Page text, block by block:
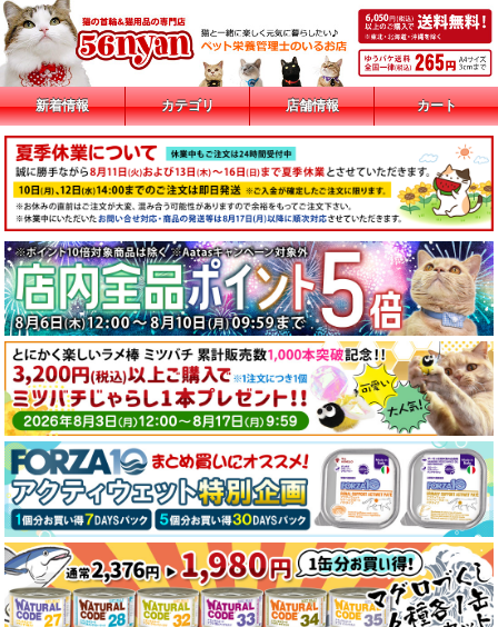
新着情報 カテゴリ 店舗情報 カート